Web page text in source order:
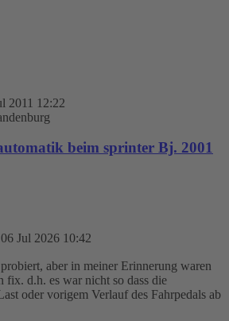
2011 12:22
beim sprinter Bj. 2001
06 Jul 2026 10:42
aber in meiner Erinnerung waren
fix. d.h. es war nicht so dass die
oder vorigem Verlauf des Fahrpedals ab